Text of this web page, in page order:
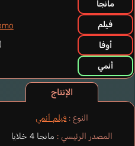
الإنتاج
النوع : فيلم أنمي
المصدر الرئيسي : مانجا 4 خلايا
مانجا
فيلم
أوفا
أنمي